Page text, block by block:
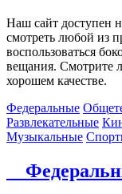
Наш сайт доступен
смотреть любой из
воспользоваться
вещания. Смотрите
хорошем качестве.
Федеральные
Развлекательные
Музыкальные